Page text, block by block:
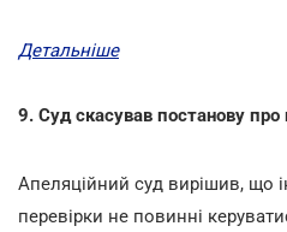
Детальніше
9. Суд скасував постанову про
Апеляційний суд вирішив, що
перевірки не повинні